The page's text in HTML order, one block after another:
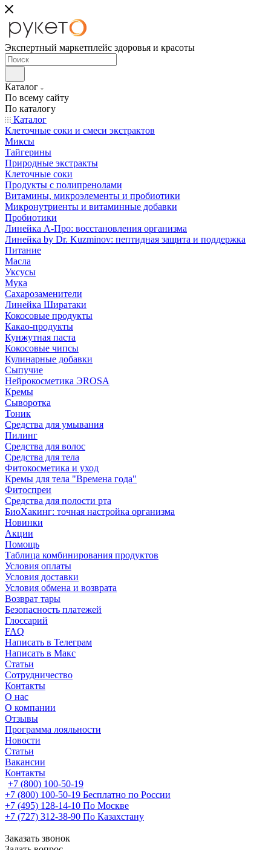
Экспертный маркетплейс здоровья и красоты
Каталог
По всему сайту
По каталогу
Каталог
Клеточные соки и смеси экстрактов
Миксы
Тайгерины
Природные экстракты
Клеточные соки
Продукты с полипренолами
Витамины, микроэлементы и пробиотики
Микронутриенты и витаминные добавки
Пробиотики
Линейка А-Про: восстановления организма
Линейка by Dr. Kuzminov: пептидная защита и поддержка
Питание
Масла
Уксусы
Мука
Сахарозаменители
Линейка Ширатаки
Кокосовые продукты
Какао-продукты
Кунжутная паста
Кокосовые чипсы
Кулинарные добавки
Сыпучие
Нейрокосметика ЭROSA
Кремы
Сыворотка
Тоник
Средства для умывания
Пилинг
Средства для волос
Средства для тела
Фитокосметика и уход
Кремы для тела "Времена года"
Фитоспреи
Средства для полости рта
БиоХакинг: точная настройка организма
Новинки
Акции
Помощь
Таблица комбинирования продуктов
Условия оплаты
Условия доставки
Условия обмена и возврата
Возврат тары
Безопасность платежей
Глоссарий
FAQ
Написать в Телеграм
Написать в Макс
Статьи
Сотрудничество
Контакты
О нас
О компании
Отзывы
Программа лояльности
Новости
Статьи
Вакансии
Контакты
+7 (800) 100-50-19
+7 (800) 100-50-19 Бесплатно по России
+7 (495) 128-14-10 По Москве
+7 (727) 312-38-90 По Казахстану
Заказать звонок